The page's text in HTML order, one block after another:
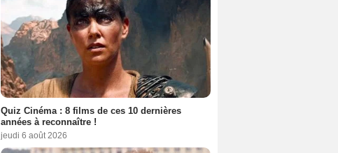
Quiz Cinéma : 8 films de ces 10 dernières
années à reconnaître !
jeudi 6 août 2026